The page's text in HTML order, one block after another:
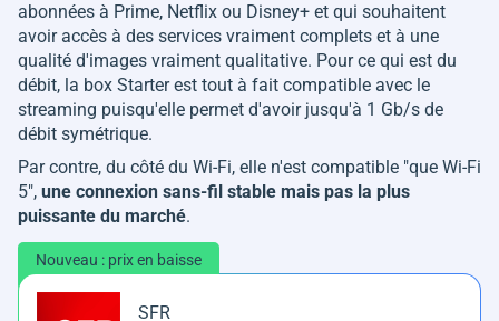
abonnées à Prime, Netflix ou Disney+ et qui souhaitent
avoir accès à des services vraiment complets et à une
qualité d'images vraiment qualitative. Pour ce qui est du
débit, la box Starter est tout à fait compatible avec le
streaming puisqu'elle permet d'avoir jusqu'à 1 Gb/s de
débit symétrique.
Par contre, du côté du Wi-Fi, elle n'est compatible "que Wi-Fi
5", une connexion sans-fil stable mais pas la plus
puissante du marché.
Nouveau : prix en baisse
SFR